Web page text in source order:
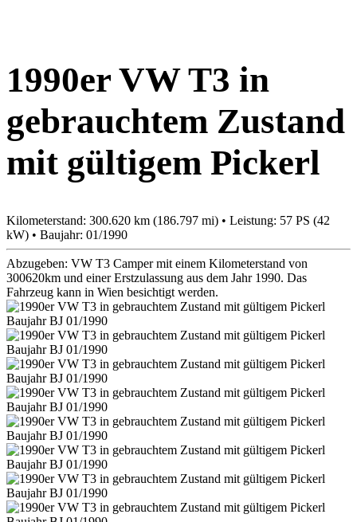
1990er VW T3 in
gebrauchtem Zustand
mit gültigem Pickerl
Kilometerstand: 300.620 km (186.797 mi) • Leistung: 57 PS (42
kW) • Baujahr: 01/1990
Abzugeben: VW T3 Camper mit einem Kilometerstand von
300620km und einer Erstzulassung aus dem Jahr 1990. Das
Fahrzeug kann in Wien besichtigt werden.